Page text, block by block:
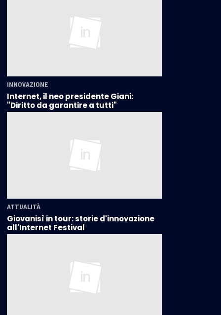
INNOVAZIONE
Internet, il neo presidente Giani:
"Diritto da garantire a tutti"
ATTUALITÀ
Giovanisì in tour: storie d'innovazione
all'Internet Festival